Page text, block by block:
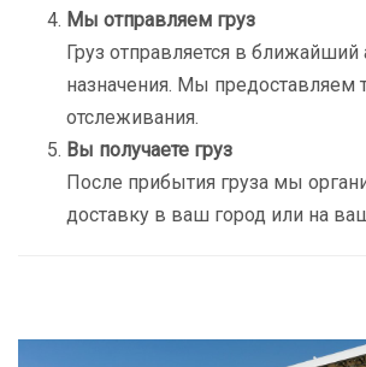
Мы отправляем груз
Груз отправляется в ближайший
назначения. Мы предоставляем
отслеживания.
Вы получаете груз
После прибытия груза мы
доставку в ваш город или на